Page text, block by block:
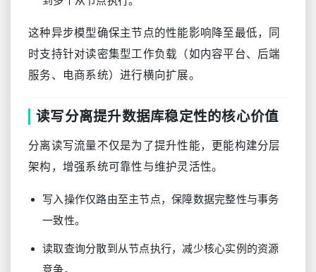
这种异步模型确保主节点的性能影响降至最低，同
时支持针对读密集型工作负载（如内容平台、后端
服务、电商系统）进行横向扩展。
读写分离提升数据库稳定性的核心价值
分离读写流量不仅是为了提升性能，更能构建分层
架构，增强系统可靠性与维护灵活性。
写入操作仅路由至主节点，保障数据完整性与事务
一致性。
读取查询分散到从节点执行，减少核心实例的资源